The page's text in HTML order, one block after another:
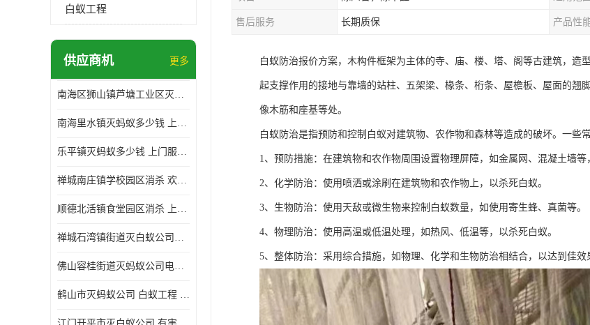
白蚁工程
供应商机 更多
南海区狮山镇芦塘工业区灭白蚁多少钱 上门服务 确定方案
南海里水镇灭蚂蚁多少钱 上门服务 确定方案
乐平镇灭蚂蚁多少钱 上门服务 确定方案
禅城南庄镇学校园区消杀 欢迎电话咨询 价格优惠
顺德北活镇食堂园区消杀 上门服务 确定方案
禅城石湾镇街道灭白蚁公司电话 病媒生物防治 上门服务 确定方案
佛山容桂街道灭蚂蚁公司电话 白蚁防治 上门服务 确定方案
鹤山市灭蚂蚁公司 白蚁工程 欢迎电话咨询 价格优惠
售后服务 长期质保 产品性
白蚁防治报价方案，木构件框架为主体的寺、庙、楼、塔、阁等古建筑，造
起支撑作用的接地与靠墙的站柱、五架梁、椽条、桁条、屋檐板、屋面的翘
像木筋和座基等处。
白蚁防治是指预防和控制白蚁对建筑物、农作物和森林等造成的破坏。一些
1、预防措施：在建筑物和农作物周围设置物理屏障，如金属网、混凝土墙等
2、化学防治：使用喷洒或涂刷在建筑物和农作物上，以杀死白蚁。
3、生物防治：使用天敌或微生物来控制白蚁数量，如使用寄生蜂、真菌等。
4、物理防治：使用高温或低温处理，如热风、低温等，以杀死白蚁。
5、整体防治：采用综合措施，如物理、化学和生物防治相结合，以达到佳效